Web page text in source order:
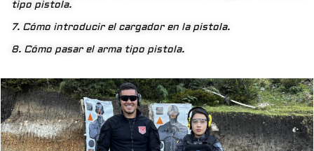
tipo pistola.
7. Cómo introducir el cargador en la pistola.
8. Cómo pasar el arma tipo pistola.